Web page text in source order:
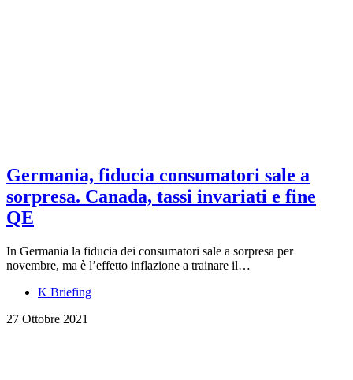
Germania, fiducia consumatori sale a
sorpresa. Canada, tassi invariati e fine
QE
In Germania la fiducia dei consumatori sale a sorpresa per
novembre, ma è l’effetto inflazione a trainare il…
K Briefing
27 Ottobre 2021